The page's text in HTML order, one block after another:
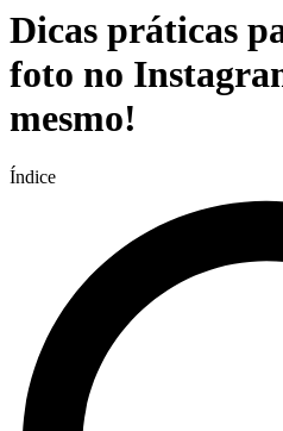
Dicas práticas
foto no
mesmo!
Índice